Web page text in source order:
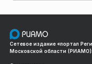
Сетевое издание «портал
Московской области